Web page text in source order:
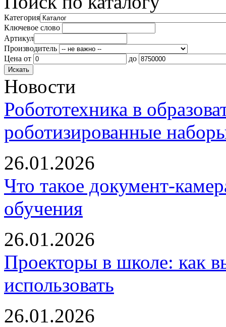
Категория
Ключевое слово
Артикул
Производитель
Цена от до
Новости
Робототехника в
роботизированные
26.01.2026
Что такое документ-
обучения
26.01.2026
Проекторы в школе: как
использовать
26.01.2026